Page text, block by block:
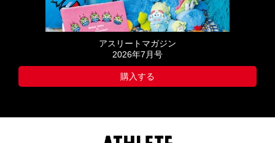
アスリートマガジン
2026年7月号
購入する